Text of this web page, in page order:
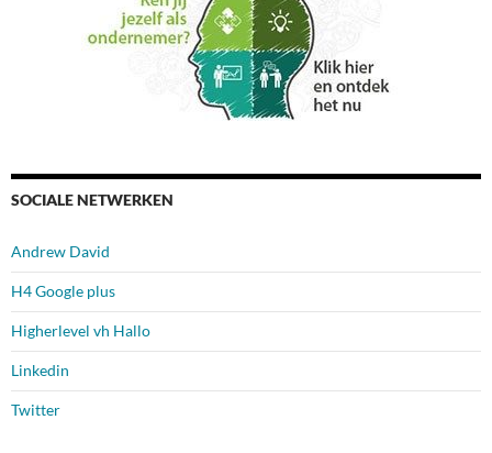
SOCIALE NETWERKEN
Andrew David
H4 Google plus
Higherlevel vh Hallo
Linkedin
Twitter